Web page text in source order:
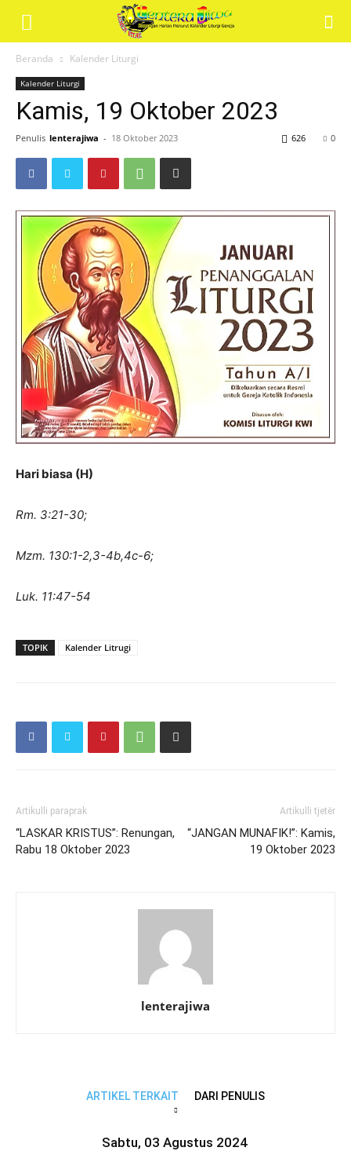
Renungan
Harian
Lentera
Jiwa
Beranda Kalender Liturgi
Kalender Liturgi
Kamis, 19 Oktober 2023
Penulis lenterajiwa - 18 Oktober 2023 0
626
Hari biasa (H)
Rm. 3:21-30;
Mzm. 130:1-2,3-4b,4c-6;
Luk. 11:47-54
TOPIK Kalender Litrugi
Artikulli paraprak
“LASKAR KRISTUS”: Renungan,
Rabu 18 Oktober 2023
Artikulli tjetër
“JANGAN MUNAFIK!”: Kamis,
19 Oktober 2023
lenterajiwa
ARTIKEL TERKAIT DARI PENULIS
Sabtu, 03 Agustus 2024